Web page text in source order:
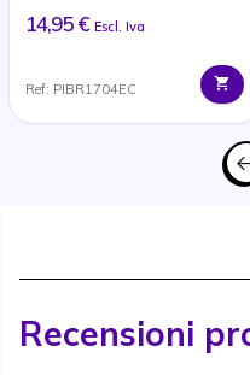
14,95 € Escl. Iva
Ref: PIBR1704EC
Recensioni